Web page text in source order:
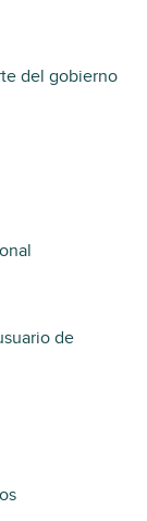
del gobierno
de